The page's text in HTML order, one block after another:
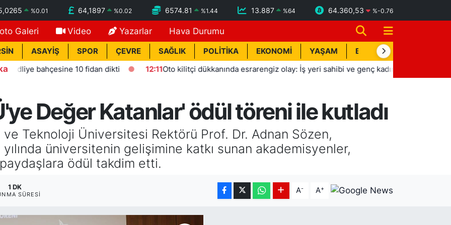
%0.01 64,1897 %0.02 6574.81 %1.44 13.887 %64 64.360,53 %-0.76
Galeri Video Yazarlar Hava Durumu
ASAYİŞ SPOR ÇEVRE SAĞLIK POLİTİKA EKONOMİ YAŞAM BİK İLAN
bahçesine 10 fidan dikti 12:11Oto kilitçi dükkanında esrarengiz olay: İş yeri sahibi ve genç kadın ölü bulundu
Değer Katanlar' ödül töreni ile kutladı
Teknoloji Üniversitesi Rektörü Prof. Dr. Adnan Sözen,
üniversitenin gelişimine katkı sunan akademisyenler,
ödül takdim etti.
1 DK
SÜRESI A- A+